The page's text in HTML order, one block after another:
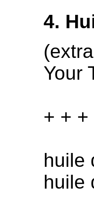
4.
Your
+ + +
huile
huile